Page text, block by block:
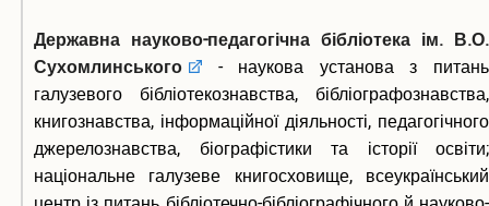
Державна науково-педагогічна бібліотека ім. В.О.
Сухомлинського
- наукова установа з питань
галузевого бібліотекознавства, бібліографознавства,
книгознавства, інформаційної діяльності, педагогічного
джерелознавства, біографістики та історії освіти;
національне галузеве книгосховище, всеукраїнський